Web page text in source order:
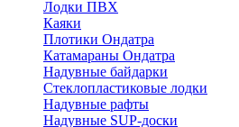
Лодки ПВХ
Каяки
Плотики Ондатра
Катамараны Ондатра
Надувные байдарки
Стеклопластиковые лодки
Надувные рафты
Надувные SUP-доски